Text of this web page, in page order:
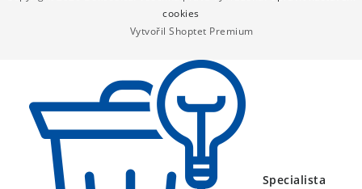
Vytvořil Shoptet Premium
cookies
Specialista